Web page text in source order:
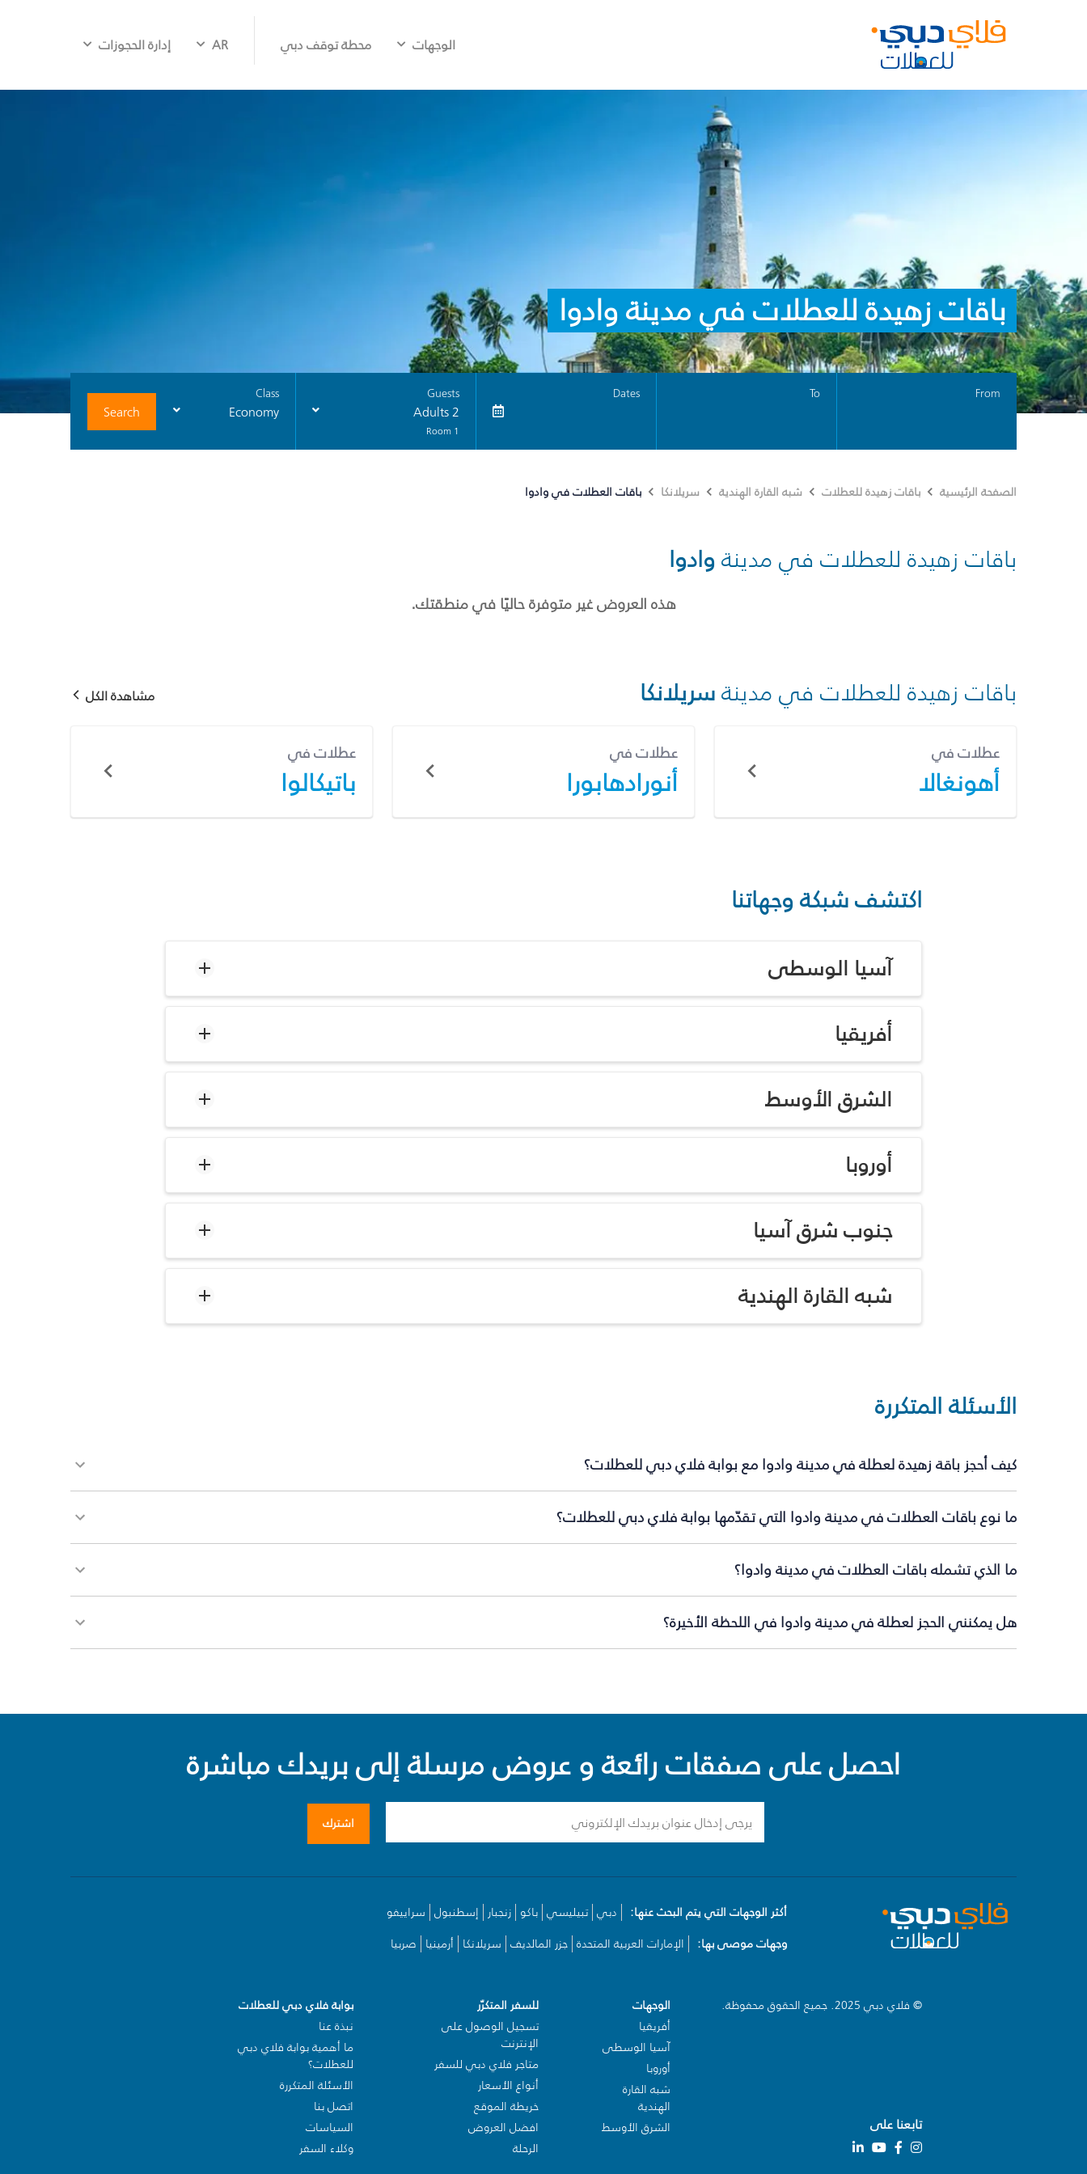
الوجهات محطة توقف دبي AR إدارة الحجوزات
باقات زهيدة للعطلات في مدينة وادوا
From
To
Dates
Guests
2 Adults
1 Room
Class
Economy
Search
الصفحة الرئيسية باقات زهيدة للعطلات شبه القارة الهندية سريلانكا باقات العطلات في وادوا
باقات زهيدة للعطلات في مدينة وادوا
هذه العروض غير متوفرة حاليًا في منطقتك.
باقات زهيدة للعطلات في مدينةسريلانكا مشاهدة الكل
عطلات في
أهونغالا
عطلات في
أنورادهابورا
عطلات في
باتيكالوا
اكتشف شبكة وجهاتنا
آسيا الوسطى
أفريقيا
الشرق الأوسط
أوروبا
جنوب شرق آسيا
شبه القارة الهندية
الأسئلة المتكررة
كيف أحجز باقة زهيدة لعطلة في مدينة وادوا مع بوابة فلاي دبي للعطلات؟
ما نوع باقات العطلات في مدينة وادوا التي تقدّمها بوابة فلاي دبي للعطلات؟
ما الذي تشمله باقات العطلات في مدينة وادوا؟
هل يمكنني الحجز لعطلة في مدينة وادوا في اللحظة الأخيرة؟
احصل على صفقات رائعة و عروض مرسلة إلى بريدك مباشرة
اشترك
أكثر الوجهات التي يتم البحث عنها: دبي تبيليسي باكو زنجبار إسطنبول سراييفو
وجهات موصى بها:
الإمارات العربية المتحدة جزر المالديف سريلانكا أرمينيا صربيا
© فلاي دبي 2025. جميع الحقوق محفوظة.
تابعنا على
الوجهات
أفريقيا
آسيا الوسطى
أوروبا
شبه القارة
الهندية
الشرق الأوسط
للسفر المتكرّر
تسجيل الوصول على
الإنترنت
متاجر فلاي دبي للسفر
أنواع الأسعار
خريطة الموقع
افضل العروض
الرحلة
بوابة فلاي دبي للعطلات
نبذة عنا
ما أهمية بوابة فلاي دبي
للعطلات؟
الأسئلة المتكررة
اتصل بنا
السياسات
وكلاء السفر